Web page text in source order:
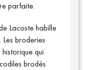
parfaite.
Lacoste habille
broderies
qui
brodés